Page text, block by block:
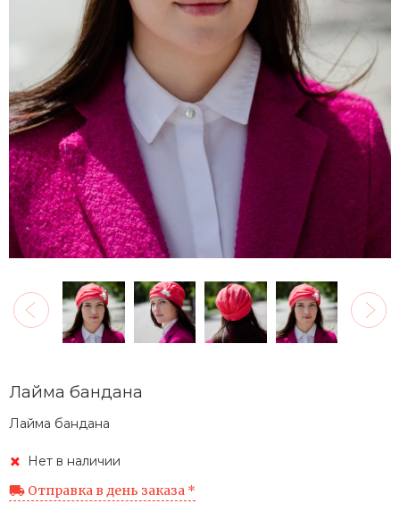
Лайма бандана
Лайма бандана
Нет в наличии
Отправка в день заказа *